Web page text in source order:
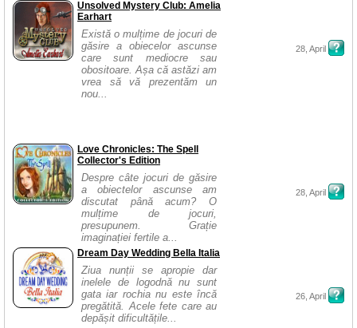
Unsolved Mystery Club: Amelia
Earhart
Există o mulțime de jocuri de
găsire a obiecelor ascunse
care sunt mediocre sau
obositoare. Așa că astăzi am
vrea să vă prezentăm un
nou...
28, April
Love Chronicles: The Spell
Collector's Edition
Despre câte jocuri de găsire
a obiectelor ascunse am
discutat până acum? O
mulțime de jocuri,
presupunem. Grație
imaginației fertile a...
28, April
Dream Day Wedding Bella Italia
Ziua nunții se apropie dar
inelele de logodnă nu sunt
gata iar rochia nu este încă
pregătită. Acele fete care au
depășit dificultățile...
26, April